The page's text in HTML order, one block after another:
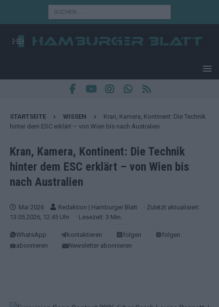
STARTSEITE WISSEN
Kran, Kamera, Kontinent: Die Technik
hinter dem ESC erklärt – von Wien bis nach Australien
Kran, Kamera, Kontinent: Die Technik
hinter dem ESC erklärt – von Wien bis
nach Australien
Mai 2026 Redaktion | Hamburger Blatt
· Zuletzt aktualisiert:
13.05.2026, 12:45 Uhr
· Lesezeit: 3 Min.
WhatsApp kontaktieren folgen
folgen
abonnieren
Newsletter abonnieren